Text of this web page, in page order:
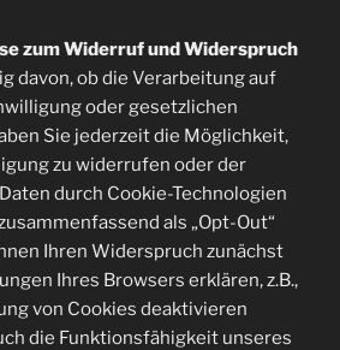
zum Widerruf und Widerspruch
davon, ob die Verarbeitung auf
oder gesetzlichen
Sie jederzeit die Möglichkeit,
zu widerrufen oder der
durch Cookie-Technologien
als „Opt-Out“
Ihren Widerspruch zunächst
Ihres Browsers erklären, z.B.,
von Cookies deaktivieren
die Funktionsfähigkeit unseres